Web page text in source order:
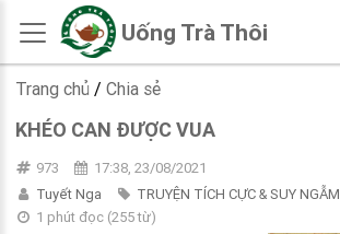
Uống Trà Thôi
Trang chủ / Chia sẻ
KHÉO CAN ĐƯỢC VUA
973
17:38, 23/08/2021
Tuyết Nga
TRUYỆN TÍCH CỰC & SUY NGẪM
1 phút đọc(255từ)